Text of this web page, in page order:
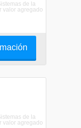
de la
valor agregado
de la
valor agregado